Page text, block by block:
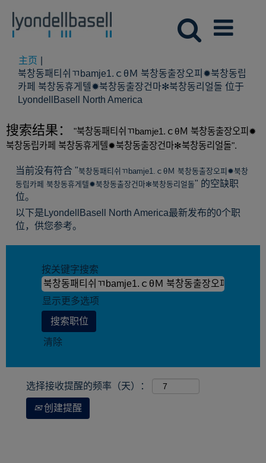
主页
북창동패티쉬ㄲbamje1.ｃθＭ 북창동출장오피✹북창동립
카페 북창동휴게텔✹북창동출장건마✻북창동리얼돌 位于
LyondellBasell North America
面）
搜索结果：
"북창동패티쉬ㄲbamje1.ｃθＭ 북창동출장오피✹
북창동립카페 북창동휴게텔✹북창동출장건마✻북창동리얼돌".
当前没有符合 "북창동패티쉬ㄲbamje1.ｃθＭ 북창동출장오피✹북창
동립카페 북창동휴게텔✹북창동출장건마✻북창동리얼돌" 的空缺职
位。
以下是LyondellBasell North America最新发布的0个职
位，供您参考。
按关键字搜索
显示更多选项
清除
选择接收提醒的频率（天）：
创建提醒